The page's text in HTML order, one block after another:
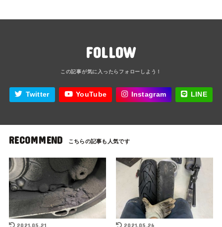
FOLLOW
Twitter YouTube Instagram LINE
RECOMMEND
2021.05.21 2021.05.26